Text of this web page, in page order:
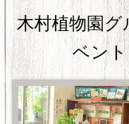
木村植物園グ
ベン